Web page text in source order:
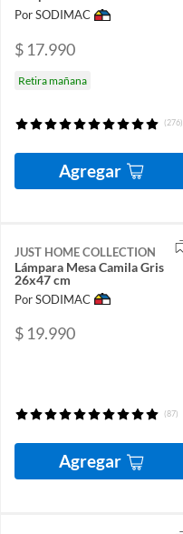
Por SODIMAC
$ 17.990
Retira mañana
(276)
Agregar
JUST HOME COLLECTION
Lámpara Mesa Camila Gris
26x47 cm
Por SODIMAC
$ 19.990
(87)
Agregar